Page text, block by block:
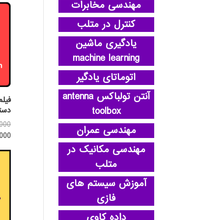
مهندسی مخابرات
کنترل در متلب
یادگیری ماشین
machine learning
اتوماتای یادگیر
آنتن تولباکس antenna
toolbox
مهندسی عمران
مهندسی مکانیک در
متلب
آموزش سیستم های
فازی